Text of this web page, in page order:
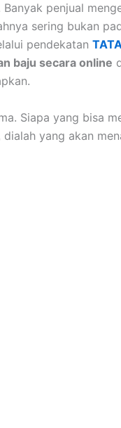
penjual
sering bukan
pendekatan
baju secara online
Siapa yang bisa
yang akan